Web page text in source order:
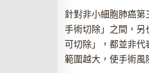
針對非小細胞肺癌
手術切除」之間，
可切除」，都並非
範圍越大，使手術風